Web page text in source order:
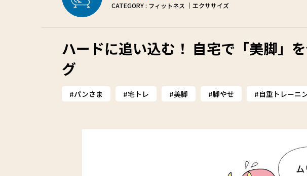
CATEGORY : フィットネス ｜エクササイズ
ハードに追い込む！ 自宅で「美脚」
グ
パンさま 宅トレ 美脚 脚やせ 自重トレーニ